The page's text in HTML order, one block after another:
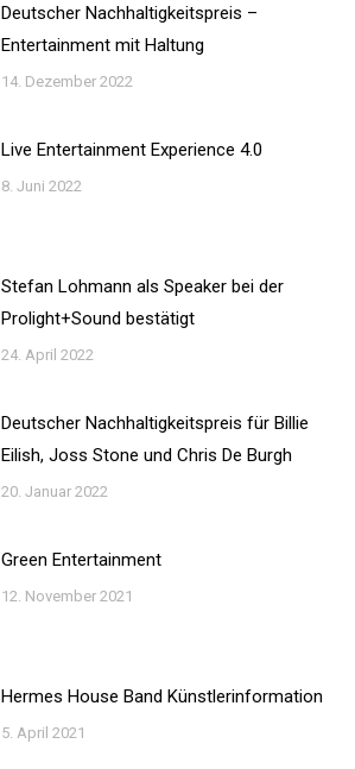
Deutscher Nachhaltigkeitspreis –
Entertainment mit Haltung
14. Dezember 2022
Live Entertainment Experience 4.0
8. Juni 2022
Stefan Lohmann als Speaker bei der
Prolight+Sound bestätigt
24. April 2022
Deutscher Nachhaltigkeitspreis für Billie
Eilish, Joss Stone und Chris De Burgh
20. Januar 2022
Green Entertainment
12. November 2021
Hermes House Band Künstlerinformation
5. April 2021